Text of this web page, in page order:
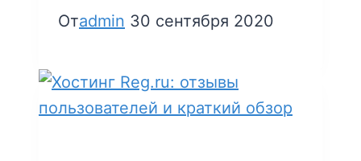
Отadmin 30 сентября 2020